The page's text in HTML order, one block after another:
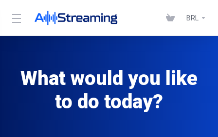
BRL
What would you like
to do today?